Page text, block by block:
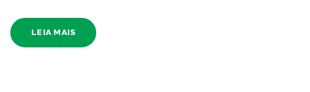
LEIA MAIS